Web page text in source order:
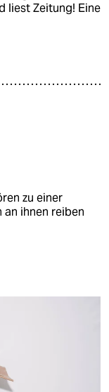
liest Zeitung! Eine
zu einer
ihnen reiben